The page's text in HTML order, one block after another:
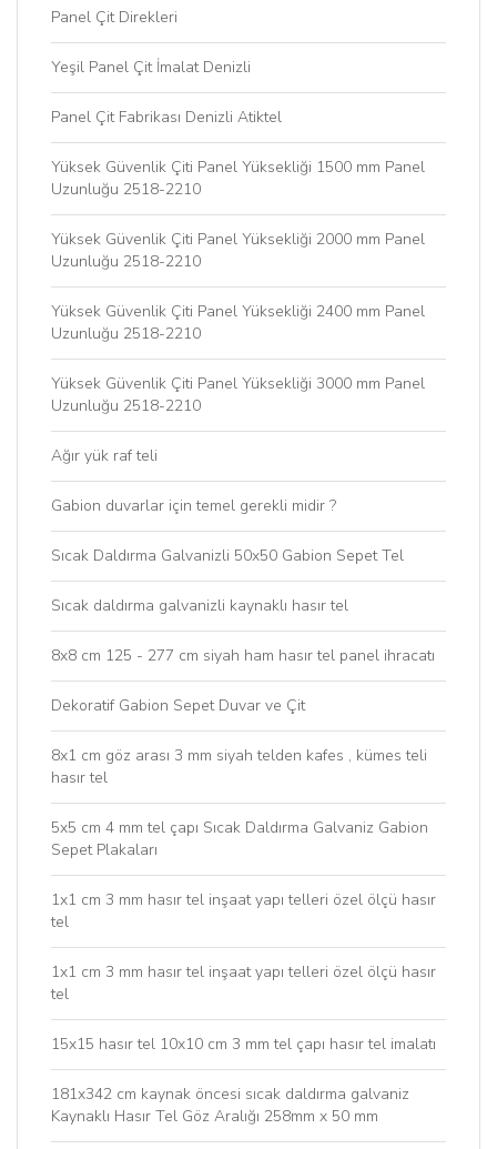
Panel Çit Direkleri
Yeşil Panel Çit İmalat Denizli
Panel Çit Fabrikası Denizli Atiktel
Yüksek Güvenlik Çiti Panel Yüksekliği 1500 mm Panel
Uzunluğu 2518-2210
Yüksek Güvenlik Çiti Panel Yüksekliği 2000 mm Panel
Uzunluğu 2518-2210
Yüksek Güvenlik Çiti Panel Yüksekliği 2400 mm Panel
Uzunluğu 2518-2210
Yüksek Güvenlik Çiti Panel Yüksekliği 3000 mm Panel
Uzunluğu 2518-2210
Ağır yük raf teli
Gabion duvarlar için temel gerekli midir ?
Sıcak Daldırma Galvanizli 50x50 Gabion Sepet Tel
Sıcak daldırma galvanizli kaynaklı hasır tel
8x8 cm 125 - 277 cm siyah ham hasır tel panel ihracatı
Dekoratif Gabion Sepet Duvar ve Çit
8x1 cm göz arası 3 mm siyah telden kafes , kümes teli
hasır tel
5x5 cm 4 mm tel çapı Sıcak Daldırma Galvaniz Gabion
Sepet Plakaları
1x1 cm 3 mm hasır tel inşaat yapı telleri özel ölçü hasır
tel
1x1 cm 3 mm hasır tel inşaat yapı telleri özel ölçü hasır
tel
15x15 hasır tel 10x10 cm 3 mm tel çapı hasır tel imalatı
181x342 cm kaynak öncesi sıcak daldırma galvaniz
Kaynaklı Hasır Tel Göz Aralığı 258mm x 50 mm